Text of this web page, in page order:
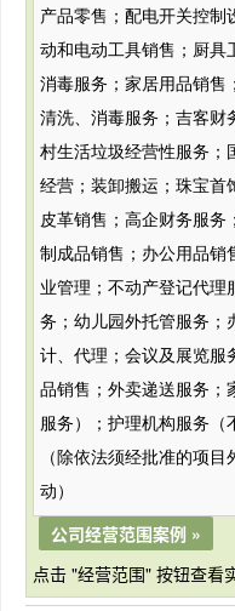
产品零售；配电开关控制
动和电动工具销售；厨具
消毒服务；家居用品销售
清洗、消毒服务；吉客财
村生活垃圾经营性服务；
经营；装卸搬运；珠宝首
皮革销售；高企财务服务
制成品销售；办公用品销
业管理；不动产登记代理
务；幼儿园外托管服务；
计、代理；会议及展览服
品销售；外卖递送服务；
服务）；护理机构服务（
（除依法须经批准的项
动）
公司经营范围案例 »
点击 "经营范围" 按钮查看